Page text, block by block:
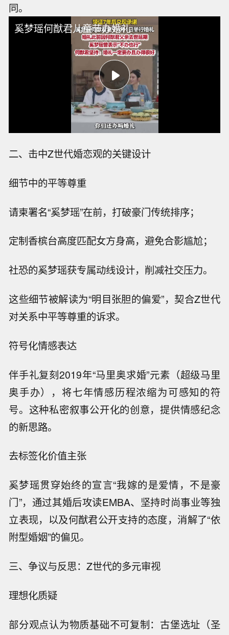
同。
奚梦瑶何猷君儿童节办婚礼
二、击中Z世代婚恋观的关键设计
细节中的平等尊重
请柬署名“奚梦瑶”在前，打破豪门传统排序；
定制香槟台高度匹配女方身高，避免合影尴尬；
社恐的奚梦瑶获专属动线设计，削减社交压力。
这些细节被解读为“明目张胆的偏爱”，契合Z世代
对关系中平等尊重的诉求。
符号化情感表达
伴手礼复刻2019年“马里奥求婚”元素（超级马里
奥手办），将七年情感历程浓缩为可感知的符
号。这种私密叙事公开化的创意，提供情感纪念
的新思路。
去标签化价值主张
奚梦瑶贯穿始终的宣言“我嫁的是爱情，不是豪
门”，通过其婚后攻读EMBA、坚持时尚事业等独
立表现，以及何猷君公开支持的态度，消解了“依
附型婚姻”的偏见。
三、争议与反思：Z世代的多元审视
理想化质疑
部分观点认为物质基础不可复制：古堡选址（圣